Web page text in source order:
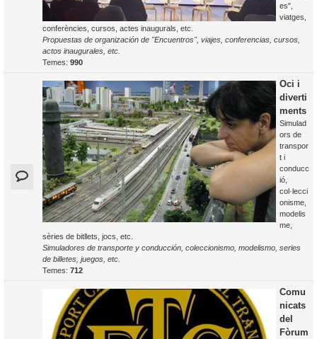
es",
viatges,
conferències, cursos, actes inaugurals, etc.
Propuestas de organización de "Encuentros", viajes, conferencias, cursos,
actos inaugurales, etc.
Temes: 990
Oci i
diverti
ments
Simulad
ors de
transpor
t i
conducc
ió,
col·lecci
onisme,
modelis
me,
sèries de bitllets, jocs, etc.
Simuladores de transporte y conducción, coleccionismo, modelismo, series
de billetes, juegos, etc.
Temes: 712
Comu
nicats
del
Fòrum